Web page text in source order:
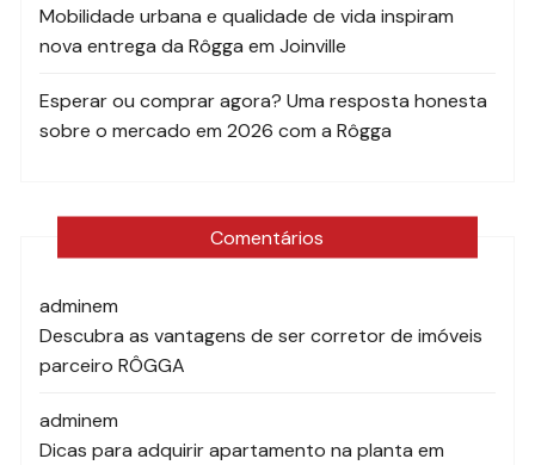
Mobilidade urbana e qualidade de vida inspiram
nova entrega da Rôgga em Joinville
Esperar ou comprar agora? Uma resposta honesta
sobre o mercado em 2026 com a Rôgga
Comentários
adminem
Descubra as vantagens de ser corretor de imóveis
parceiro RÔGGA
adminem
Dicas para adquirir apartamento na planta em